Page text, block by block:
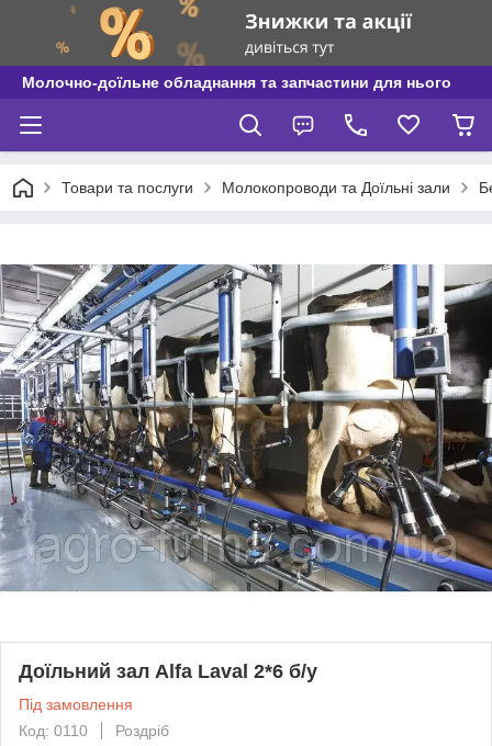
Молочно-доїльне обладнання та запчастини для нього
Товари та послуги Молокопроводи та Доїльні зали
Доїльний зал Alfa Laval 2*6 б/у
Під замовлення
Код: 0110
Роздріб